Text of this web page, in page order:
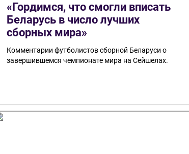
«Гордимся, что смогли вписать
Беларусь в число лучших
сборных мира»
Комментарии футболистов сборной Беларуси о
завершившемся чемпионате мира на Сейшелах.